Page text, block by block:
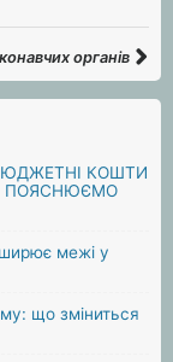
органів
КОШТИ
ПОЯСНЮЄМО
межі у
що зміниться